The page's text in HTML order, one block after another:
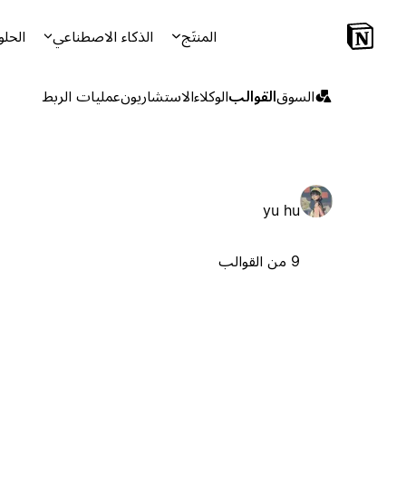
المنتَج الذكاء الاصطناعي
السوقالقوالبالوكلاءالاستشاريونعمليات الربط
yu hu
9 من القوالب